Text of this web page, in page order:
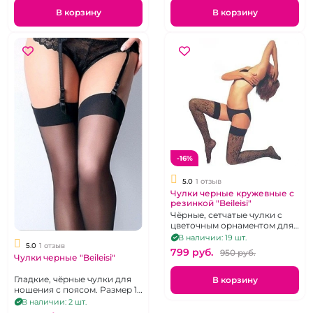
В корзину В корзину
5.0 1 отзыв
Чулки черные "Beileisi"
Гладкие, чёрные чулки для
ношения с поясом. Размер 1-
2.В наличии: 2 шт.
-16%
5.0 1 отзыв
Чулки черные кружевные с
резинкой "Beileisi"
Чёрные, сетчатые чулки с
цветочным орнаментом для
ношения с поясом, р 3-4
В наличии: 19 шт.
799 pуб. 950 pуб.
В корзину